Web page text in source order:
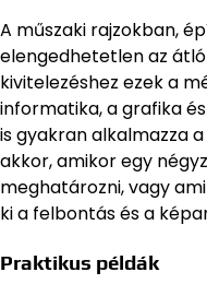
A műszaki rajzokban,
elengedhetetlen az
kivitelezéshez ezek a
informatika, a grafika
is gyakran alkalmazza
akkor, amikor egy
meghatározni, vagy
ki a felbontás és a
Praktikus példák